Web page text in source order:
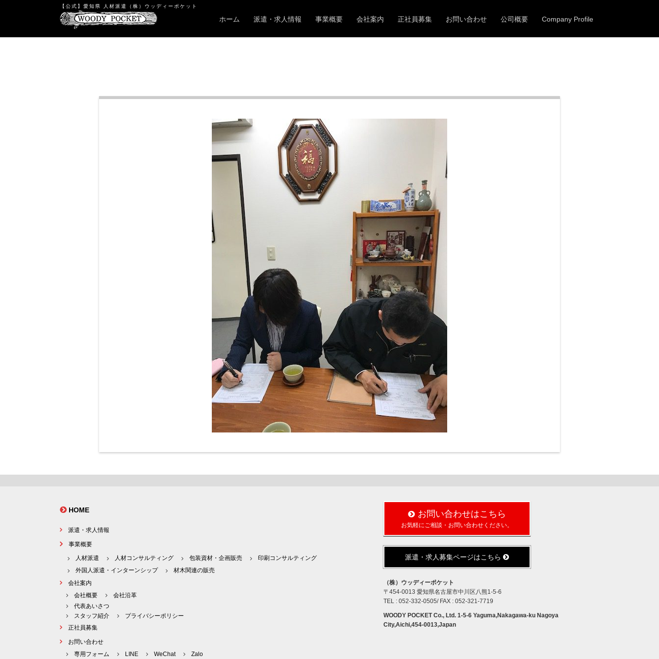
: count(): Parameter must be an array or an object that implements Countable in /home/xs119208/woody-p.com/public_html/wps/wp-includes/post-template.php
【公式】愛知県 人材派遣（株）ウッディーポケット
ホーム 派遣・求人情報 事業概要 会社案内 正社員募集 お問い合わせ 公司概要 Company Profile
HOME
派遣・求人情報
事業概要
人材派遣 人材コンサルティング 包装資材・企画販売
印刷コンサルティング
外国人派遣・インターンシップ
材木関連の販売
会社案内
会社概要
会社沿革
代表あいさつ
スタッフ紹介
プライバシーポリシー
正社員募集
お問い合わせ
専用フォーム
LINE WeChat Zalo
お問い合わせはこちら
お気軽にご相談・お問い合わせください。
派遣・求人募集ページはこちら
（株）ウッディーポケット
〒454-0013 愛知県名古屋市中川区八熊1-5-6
TEL : 052-332-0505/ FAX : 052-321-7719
WOODY POCKET Co., Ltd. 1-5-6 Yaguma,Nakagawa-ku Nagoya
City,Aichi,454-0013,Japan